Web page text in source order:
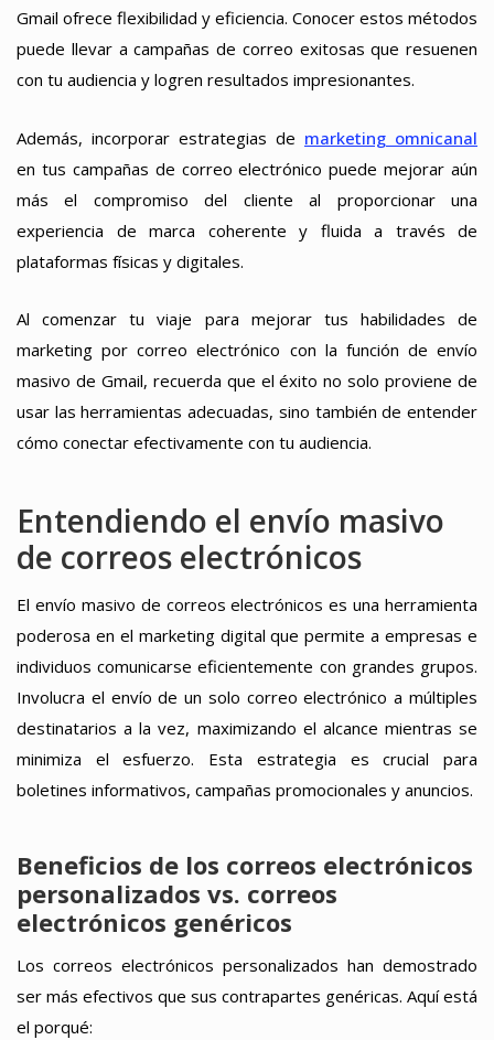
Gmail ofrece flexibilidad y eficiencia. Conocer estos métodos
puede llevar a campañas de correo exitosas que resuenen
con tu audiencia y logren resultados impresionantes.
Además, incorporar estrategias de marketing omnicanal
en tus campañas de correo electrónico puede mejorar aún
más el compromiso del cliente al proporcionar una
experiencia de marca coherente y fluida a través de
plataformas físicas y digitales.
Al comenzar tu viaje para mejorar tus habilidades de
marketing por correo electrónico con la función de envío
masivo de Gmail, recuerda que el éxito no solo proviene de
usar las herramientas adecuadas, sino también de entender
cómo conectar efectivamente con tu audiencia.
Entendiendo el envío masivo
de correos electrónicos
El envío masivo de correos electrónicos es una herramienta
poderosa en el marketing digital que permite a empresas e
individuos comunicarse eficientemente con grandes grupos.
Involucra el envío de un solo correo electrónico a múltiples
destinatarios a la vez, maximizando el alcance mientras se
minimiza el esfuerzo. Esta estrategia es crucial para
boletines informativos, campañas promocionales y anuncios.
Beneficios de los correos electrónicos
personalizados vs. correos
electrónicos genéricos
Los correos electrónicos personalizados han demostrado
ser más efectivos que sus contrapartes genéricas. Aquí está
el porqué: